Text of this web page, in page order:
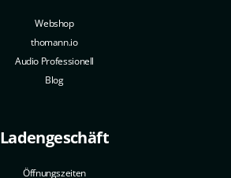
Webshop
thomann.io
Audio Professionell
Blog
Ladengeschäft
Öffnungszeiten